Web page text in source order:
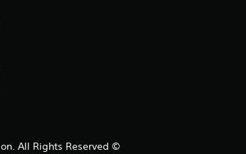
© Nihon Falcom Corporation. All Rights Reserved.